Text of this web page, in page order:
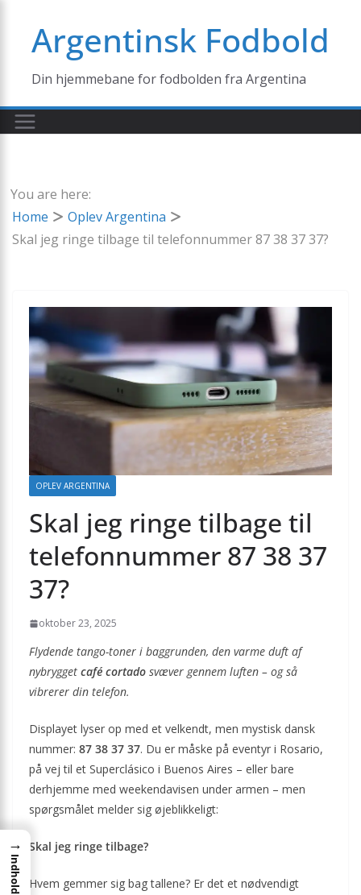
contentArgentinsk Fodbold
Din hjemmebane for fodbolden fra Argentina
You are here:
Home
Oplev Argentina
Skal jeg ringe tilbage til telefonnummer 87 38 37 37?
OPLEV ARGENTINA
Skal jeg ringe tilbage til
telefonnummer 87 38 37
37?
oktober 23, 2025
Flydende tango-toner i baggrunden, den varme duft af
nybrygget café cortado svæver gennem luften – og så
vibrerer din telefon.
Displayet lyser op med et velkendt, men mystisk dansk
nummer: 87 38 37 37. Du er måske på eventyr i Rosario,
på vej til et Superclásico i Buenos Aires – eller bare
derhjemme med weekendavisen under armen – men
spørgsmålet melder sig øjeblikkeligt:
Skal jeg ringe tilbage?
Hvem gemmer sig bag tallene? Er det et nødvendigt
→
Indhold